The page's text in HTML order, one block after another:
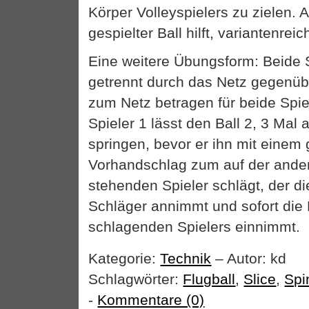
Körper Volleyspielers zu zielen.
gespielter Ball hilft,
Eine weitere Übungsform: Beide
getrennt durch das Netz
zum Netz betragen für beide
Spieler 1 lässt den Ball 2, 3 Mal
springen, bevor er ihn mit einem
Vorhandschlag zum auf der
stehenden Spieler schlägt, der
Schläger annimmt und sofort die
schlagenden Spielers einnimmt.
Kategorie:Technik – Autor: kd
Schlagwörter: Flugball, Slice,
- Kommentare (0)